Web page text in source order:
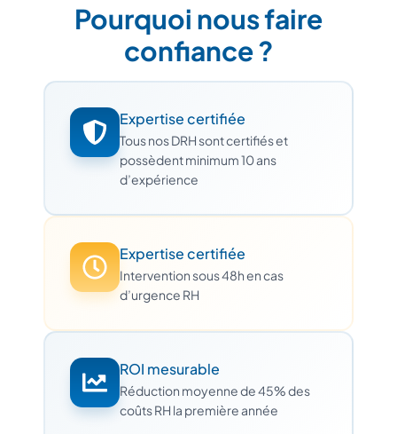
Pourquoi nous faire
confiance ?
Expertise certifiée
Tous nos DRH sont certifiés et
possèdent minimum 10 ans
d’expérience
Expertise certifiée
Intervention sous 48h en cas
d’urgence RH
ROI mesurable
Réduction moyenne de 45% des
coûts RH la première année